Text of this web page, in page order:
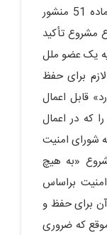
کرده باشد. استثنای بر این مفروض در ماده 51 منشور
مشروع تأکید
یک عضو ملل
برای حفظ
قابل اعمال
که در اعمال
شورای امنیت
«به‌ هیچ
براساس
برای حفظ و
که ضروری